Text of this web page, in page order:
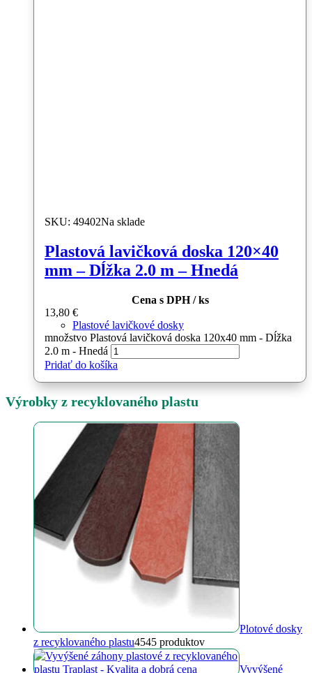
SKU: 49402Na sklade
Plastová lavičková doska 120×40
mm – Dĺžka 2.0 m – Hnedá
Cena s DPH / ks
13,80 €
Plastové lavičkové dosky
množstvo Plastová lavičková doska 120x40 mm - Dĺžka
2.0 m - Hnedá
Pridať do košíka
Výrobky z recyklovaného plastu
Plotové dosky
z recyklovaného plastu4545 produktov
Vyvýšené